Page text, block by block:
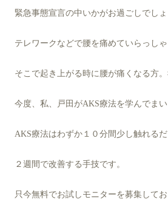
緊急事態宣言の中いかがお過ごしでし
テレワークなどで腰を痛めていらっし
そこで起き上がる時に腰が痛くなる方
今度、私、戸田がAKS療法を学んでま
AKS療法はわずか１０分間少し触れる
２週間で改善する手技です。
只今無料でお試しモニターを募集して